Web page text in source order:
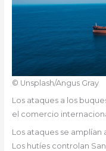
© Unsplash/Angus Gray
Los ataques a los
el comercio
Los ataques se amplían
Los hutíes controlan